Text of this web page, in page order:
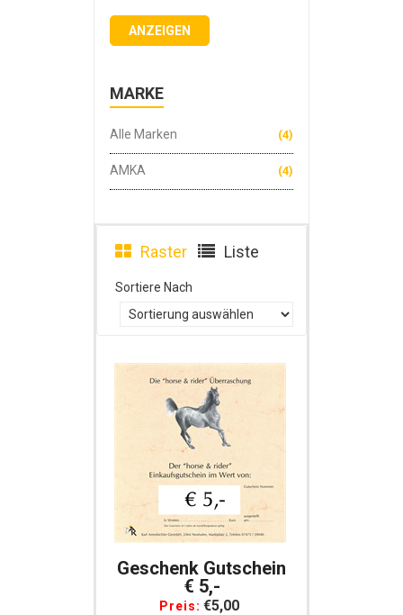
ANZEIGEN
MARKE
Alle Marken (4)
AMKA (4)
Raster Liste
Sortiere Nach
Geschenk Gutschein
€ 5,-
Preis: €5,00